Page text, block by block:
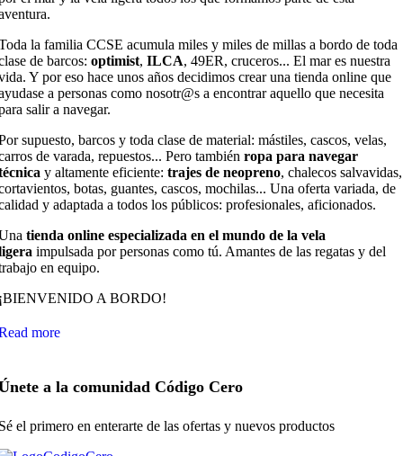
la familia CCSE acumula miles y miles de millas a bordo de toda
de barcos: optimist, ILCA, 49ER, cruceros... El mar es nuestra
Y por eso hace unos años decidimos crear una tienda online que
a personas como nosotr@s a encontrar aquello que necesita
salir a navegar.
supuesto, barcos y toda clase de material: mástiles, cascos, velas,
de varada, repuestos... Pero también ropa para navegar
y altamente eficiente: trajes de neopreno, chalecos salvavidas,
botas, guantes, cascos, mochilas... Una oferta variada, de
y adaptada a todos los públicos: profesionales, aficionados.
tienda online especializada en el mundo de la vela
impulsada por personas como tú. Amantes de las regatas y del
en equipo.
A BORDO!
more
a la comunidad Código Cero
el primero en enterarte de las ofertas y nuevos productos